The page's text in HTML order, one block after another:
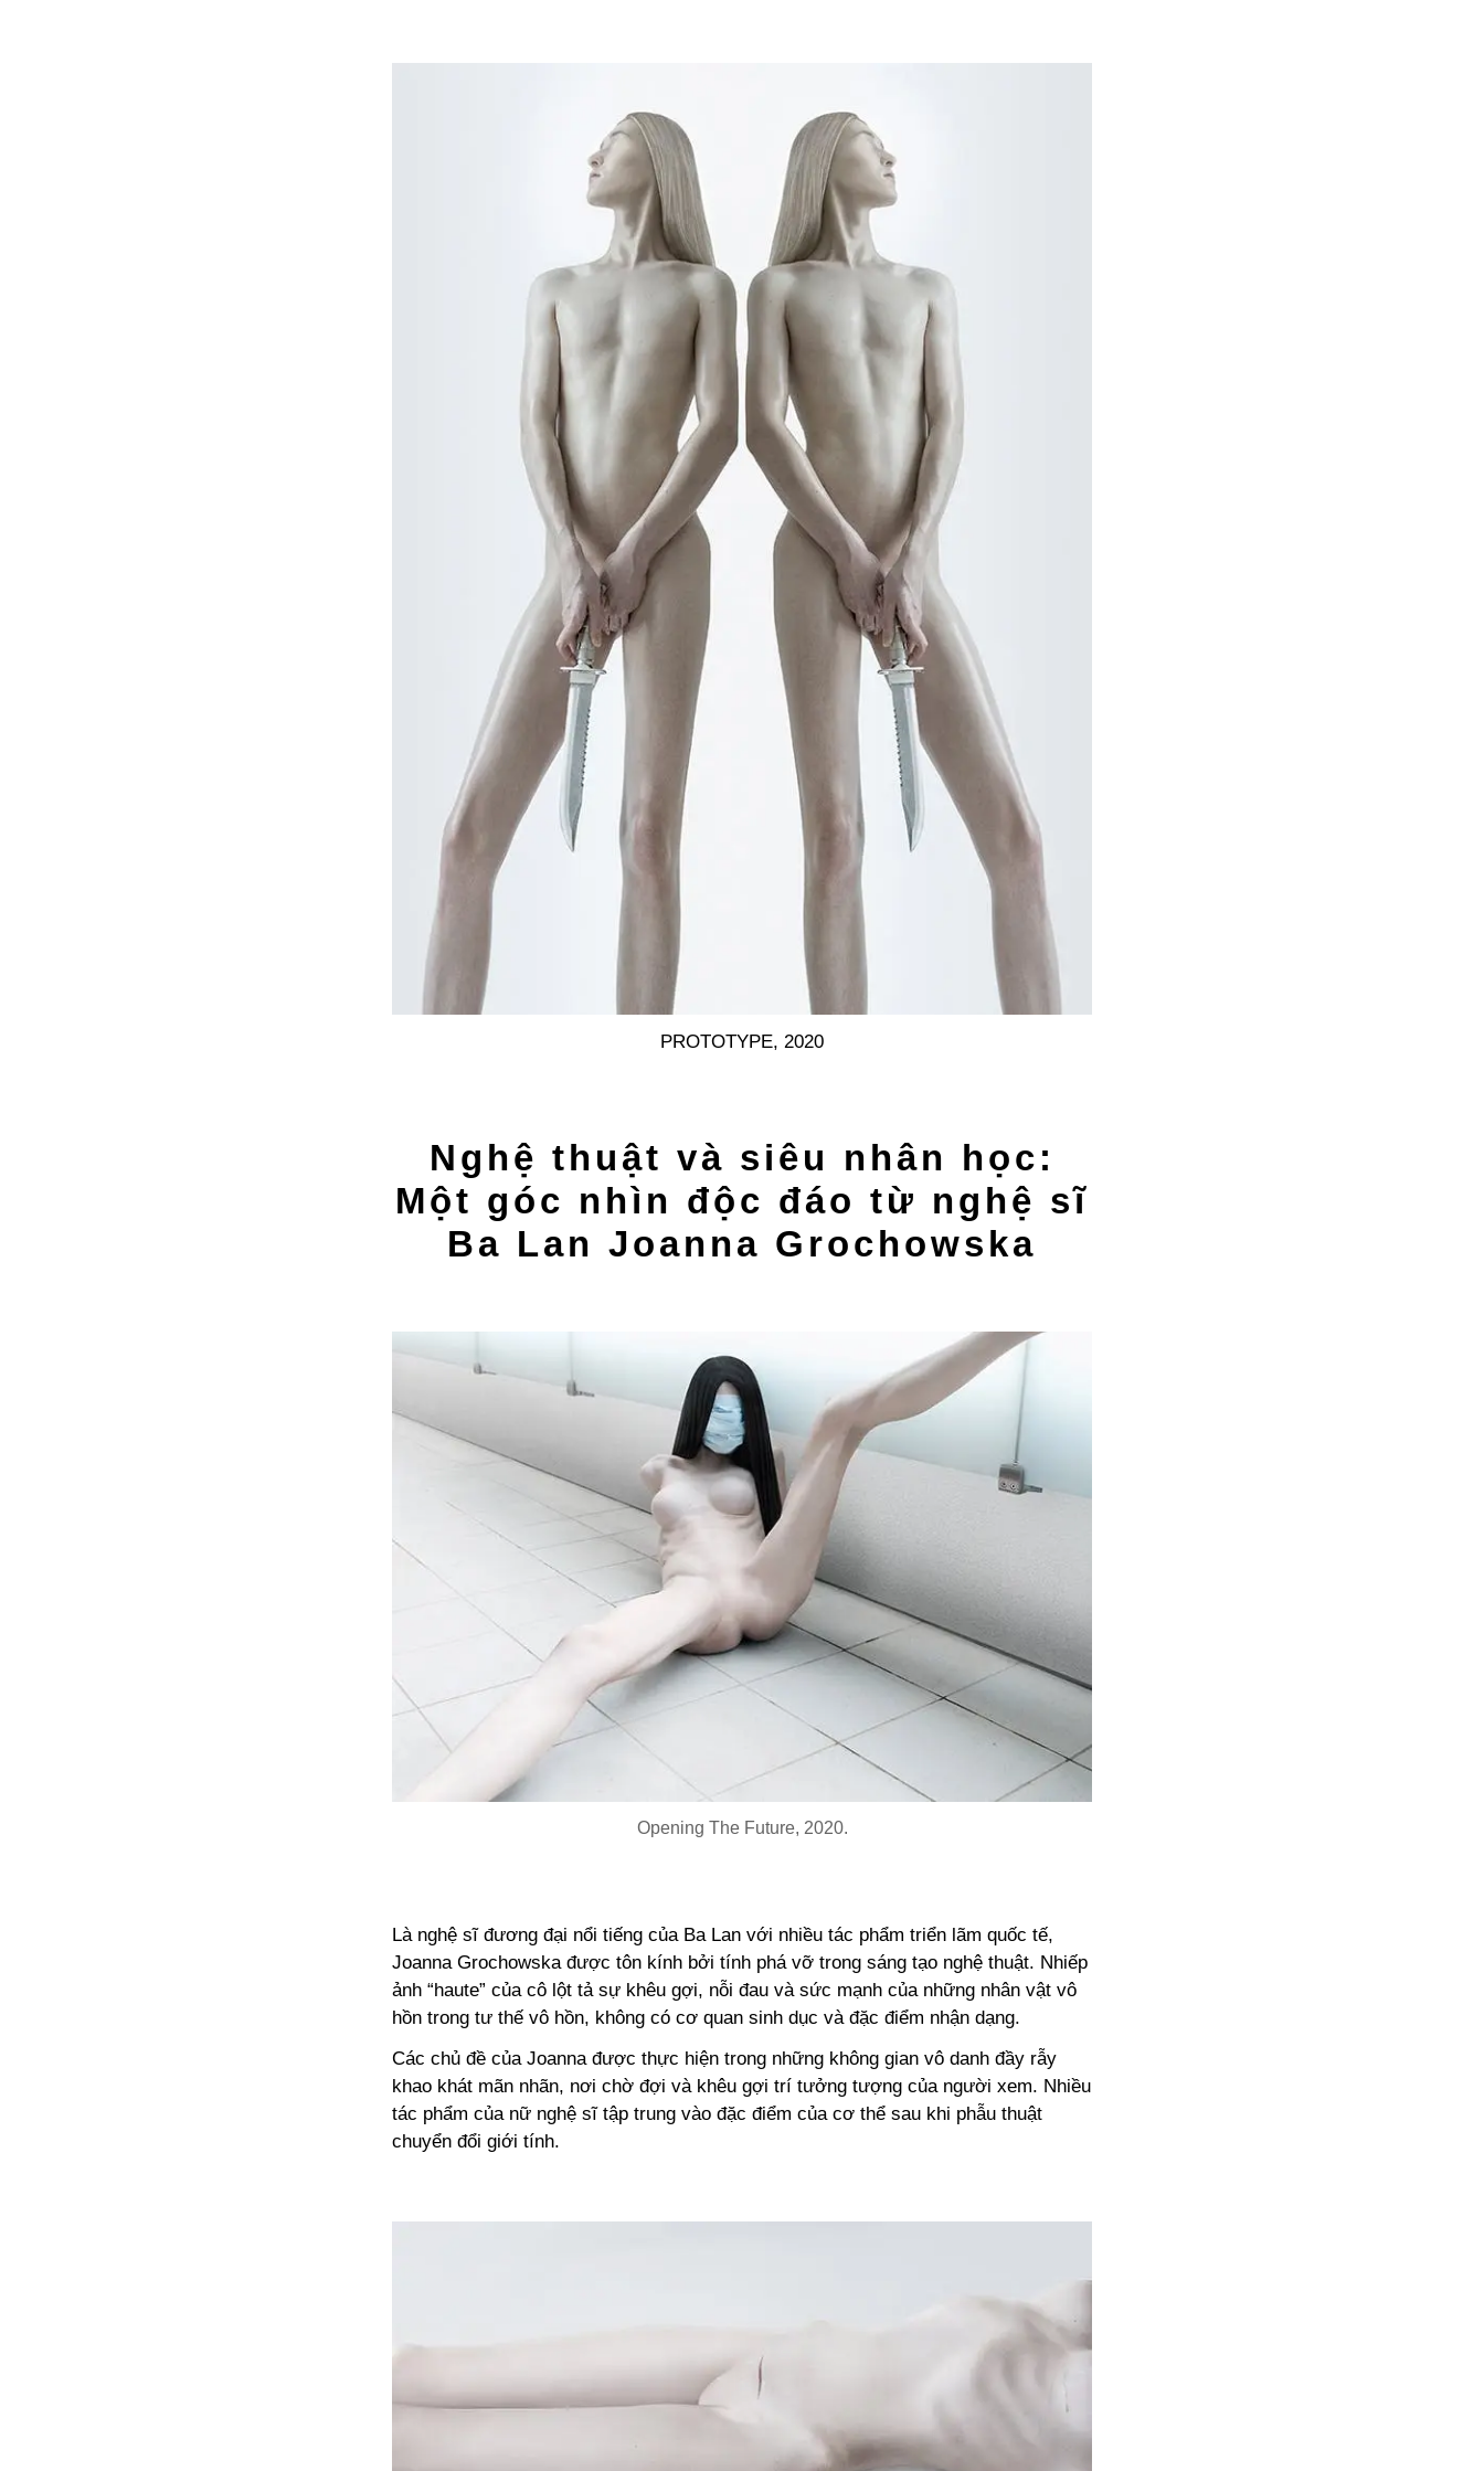
PROTOTYPE, 2020
Nghệ thuật và siêu nhân học:
Một góc nhìn độc đáo từ nghệ sĩ
Ba Lan Joanna Grochowska
Opening The Future, 2020.
Là nghệ sĩ đương đại nổi tiếng của Ba Lan với nhiều tác phẩm triển lãm quốc tế,
Joanna Grochowska được tôn kính bởi tính phá vỡ trong sáng tạo nghệ thuật. Nhiếp
ảnh “haute” của cô lột tả sự khêu gợi, nỗi đau và sức mạnh của những nhân vật vô
hồn trong tư thế vô hồn, không có cơ quan sinh dục và đặc điểm nhận dạng.
Các chủ đề của Joanna được thực hiện trong những không gian vô danh đầy rẫy
khao khát mãn nhãn, nơi chờ đợi và khêu gợi trí tưởng tượng của người xem. Nhiều
tác phẩm của nữ nghệ sĩ tập trung vào đặc điểm của cơ thể sau khi phẫu thuật
chuyển đổi giới tính.